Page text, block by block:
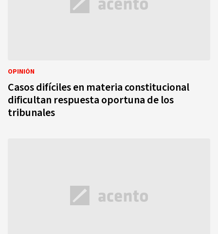
OPINIÓN
Casos difíciles en materia constitucional
dificultan respuesta oportuna de los
tribunales